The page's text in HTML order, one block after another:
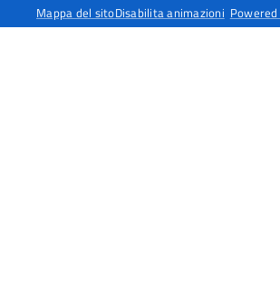
Mappa del sitoDisabilita animazioni Powered